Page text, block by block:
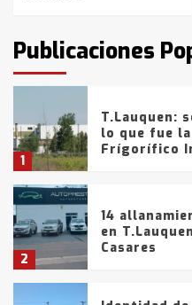
Publicaciones
fueron
tarde del
1
T.Lauquen:
lo que fue
Frígorífico
2
14
en
Casares